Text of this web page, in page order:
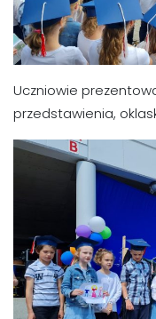
Uczniowie
przedstawienia,